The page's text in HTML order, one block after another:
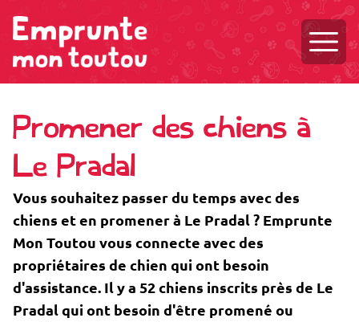
Promener des chiens à
Le Pradal
Vous souhaitez passer du temps avec des
chiens et en promener à Le Pradal ? Emprunte
Mon Toutou vous connecte avec des
propriétaires de chien qui ont besoin
d'assistance. Il y a 52 chiens inscrits près de Le
Pradal qui ont besoin d'être promené ou